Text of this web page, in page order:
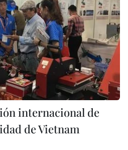
internacional de
de Vietnam